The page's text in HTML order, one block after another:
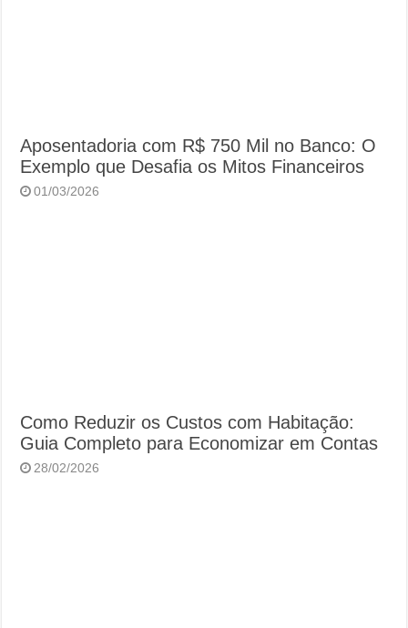
Aposentadoria com R$ 750 Mil no Banco: O
Exemplo que Desafia os Mitos Financeiros
01/03/2026
Como Reduzir os Custos com Habitação:
Guia Completo para Economizar em Contas
28/02/2026